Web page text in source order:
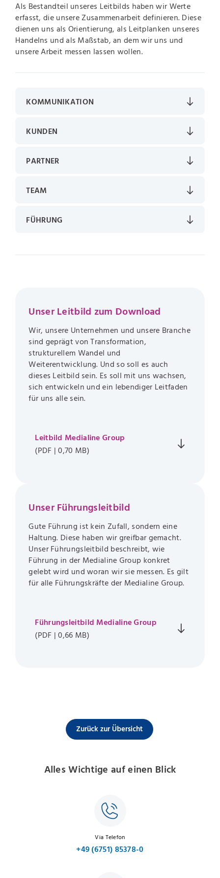
Als Bestandteil unseres Leitbilds haben wir Werte
erfasst, die unsere Zusammenarbeit definieren. Diese
dienen uns als Orientierung, als Leitplanken unseres
Handelns und als Maßstab, an dem wir uns und
unsere Arbeit messen lassen wollen.
KOMMUNIKATION
KUNDEN
PARTNER
TEAM
FÜHRUNG
Unser Leitbild zum Download
Wir, unsere Unternehmen und unsere Branche
sind geprägt von Transformation,
strukturellem Wandel und
Weiterentwicklung. Und so soll es auch
dieses Leitbild sein. Es soll mit uns wachsen,
sich entwickeln und ein lebendiger Leitfaden
für uns alle sein.
Leitbild Medialine Group
(PDF | 0,70 MB)
Unser Führungsleitbild
Gute Führung ist kein Zufall, sondern eine
Haltung. Diese haben wir greifbar gemacht.
Unser Führungsleitbild beschreibt, wie
Führung in der Medialine Group konkret
gelebt wird und woran wir sie messen. Es gilt
für alle Führungskräfte der Medialine Group.
Führungsleitbild Medialine Group
(PDF | 0,66 MB)
Zurück zur Übersicht
Alles Wichtige auf einen Blick
Via Telefon
+49 (6751) 85378-0